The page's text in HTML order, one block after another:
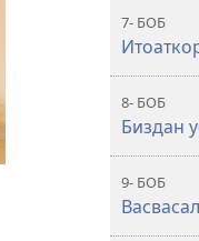
7- БОБ
8- БОБ
Биздан
9- БОБ